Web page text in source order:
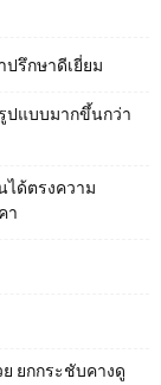
ปรึกษาดีเยี่ยม
ปแบบมากขึ้นกว่า
ได้ตรงความ
า
ยกกระชับคางดู